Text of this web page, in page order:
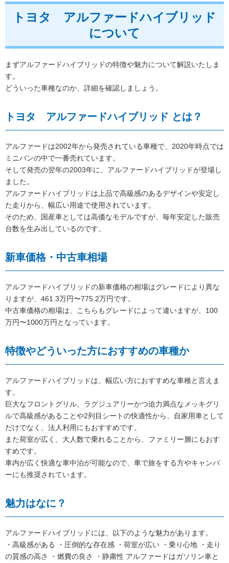
トヨタ アルファードハイブリッド
について
まずアルファードハイブリッドの特徴や魅力について解説いたしま
す。
どういった車種なのか、詳細を確認しましょう。
トヨタ アルファードハイブリッド とは？
アルファードは2002年から発売されている車種で、2020年時点では
ミニバンの中で一番売れています。
そして発売の翌年の2003年に、アルファードハイブリッドが登場し
ました。
アルファードハイブリッドは上品で高級感のあるデザインや安定し
た走りから、幅広い用途で使用されています。
そのため、国産車としては高価なモデルですが、毎年安定した販売
台数を生み出しているのです。
新車価格・中古車相場
アルファードハイブリッドの新車価格の相場はグレードにより異な
りますが、461.3万円〜775.2万円です。
中古車価格の相場は、こちらもグレードによって違いますが、100
万円〜1000万円となっています。
特徴やどういった方におすすめの車種か
アルファードハイブリッドは、幅広い方におすすめな車種と言えま
す。
巨大なフロントグリル、ラグジュアリーかつ迫力満点なメッキグリ
ルで高級感があることや2列目シートの快適性から、自家用車として
だけでなく、法人利用にもおすすめです。
また荷室が広く、大人数で乗れることから、ファミリー層にもおす
すめです。
車内が広く快適な車中泊が可能なので、車で旅をする方やキャンパ
ーにも推奨されています。
魅力はなに？
アルファードハイブリッドには、以下のような魅力があります。
・高級感がある ・圧倒的な存在感 ・荷室が広い ・乗り心地 ・走り
の質感の高さ ・燃費の良さ ・静粛性 アルファードはガソリン車と